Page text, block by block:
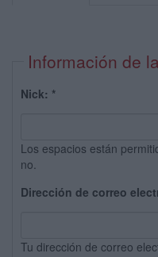
Información de
Nick: *
Los espacios están
no.
Dirección de correo
Tu dirección de correo